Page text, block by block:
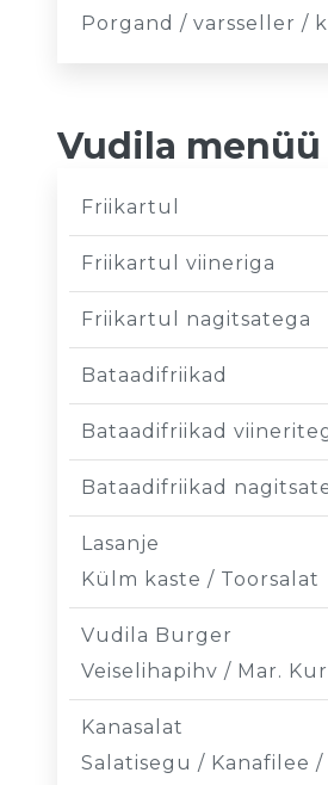
Porgand / varsseller /
Vudila menüü
Friikartul
Friikartul viineriga
Friikartul nagitsatega
Bataadifriikad
Bataadifriikad
Bataadifriikad
Lasanje
Külm kaste / Toorsalat
Vudila Burger
Veiselihapihv / Mar.
Kanasalat
Salatisegu / Kanafilee